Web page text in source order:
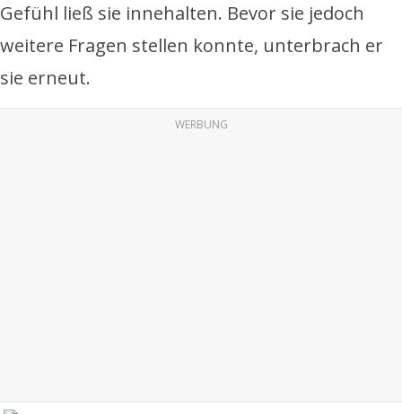
Gefühl ließ sie innehalten. Bevor sie jedoch
weitere Fragen stellen konnte, unterbrach er
sie erneut.
WERBUNG